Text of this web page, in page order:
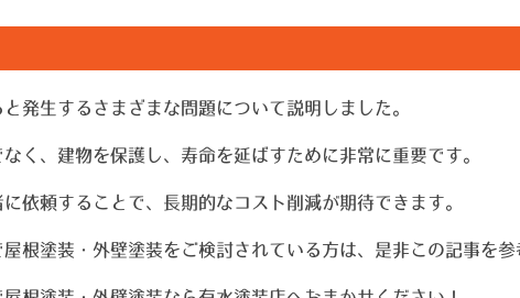
発生するさまざまな問題について説明しました。
く、建物を保護し、寿命を延ばすために非常に重要です。
依頼することで、長期的なコスト削減が期待できます。
根塗装・外壁塗装をご検討されている方は、是非この記事を参